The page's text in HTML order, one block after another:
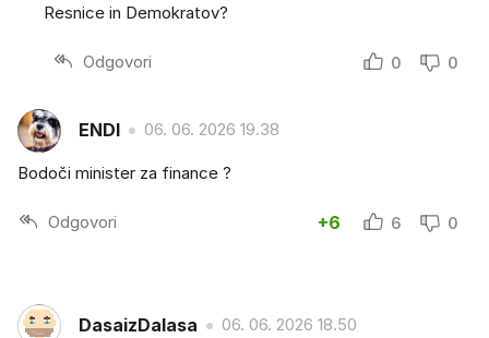
Resnice in Demokratov?
Odgovori 0 0
ENDI 06. 06. 2026 19.38
Bodoči minister za finance ?
Odgovori +6 6 0
DasaizDalasa 06. 06. 2026 18.50